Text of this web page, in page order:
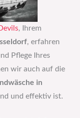
, Ihrem
, erfahren
Pflege Ihres
wir auch auf die
in
und effektiv ist.